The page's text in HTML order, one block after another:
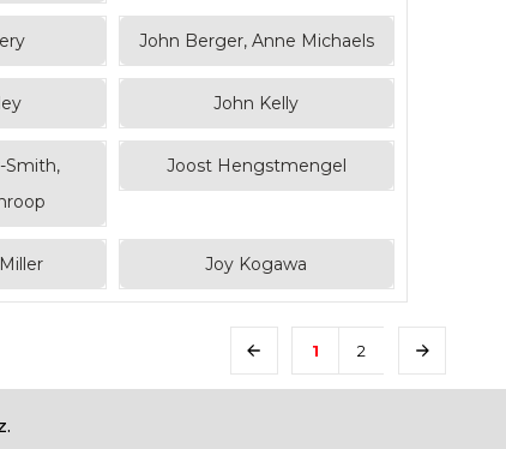
John Berger, Anne Michaels
John Kelly
Smith,
Joost Hengstmengel
Joy Kogawa
1 2